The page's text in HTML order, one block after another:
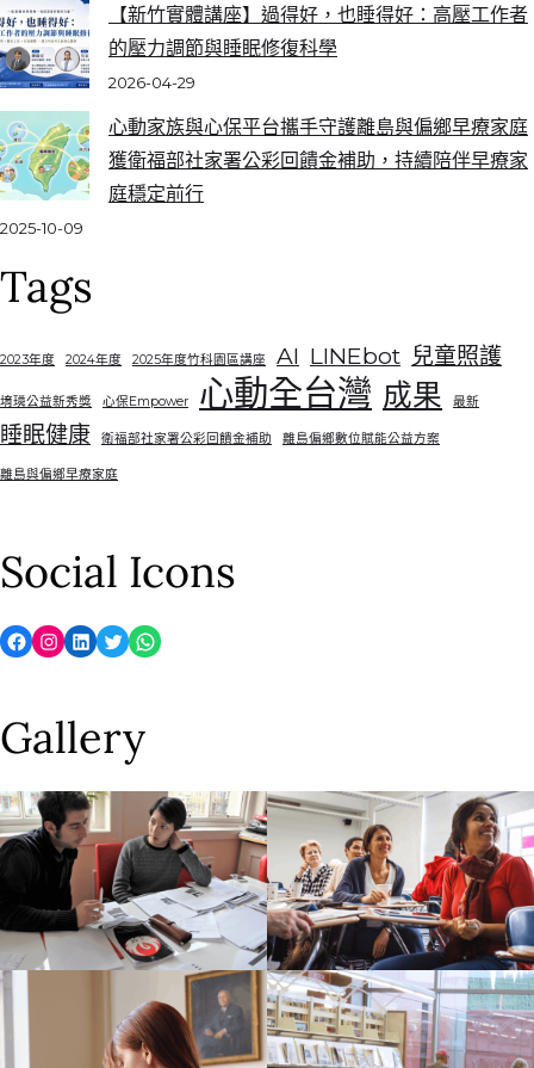
【新竹實體講座】過得好，也睡得好：高壓工作者
的壓力調節與睡眠修復科學
2026-04-29
心動家族與心保平台攜手守護離島與偏鄉早療家庭
獲衛福部社家署公彩回饋金補助，持續陪伴早療家
庭穩定前行
2025-10-09
Tags
2023年度 2024年度 2025年度竹科園區講座 AI LINEbot 兒童照護
堉璘公益新秀獎 心保Empower 心動全台灣 成果 最新
睡眠健康 衛福部社家署公彩回饋金補助 離島偏鄉數位賦能公益方案
離島與偏鄉早療家庭
Social Icons
Facebook Instagram LinkedIn Twitter WhatsApp
Gallery